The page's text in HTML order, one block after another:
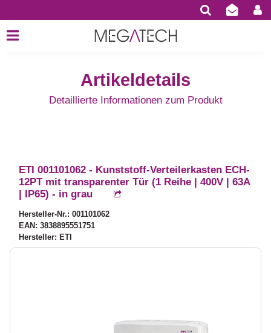
Artikeldetails
Detaillierte Informationen zum Produkt
ETI 001101062 - Kunststoff-Verteilerkasten ECH-
12PT mit transparenter Tür (1 Reihe | 400V | 63A
| IP65) - in grau
Hersteller-Nr.: 001101062
EAN: 3838895551751
Hersteller: ETI